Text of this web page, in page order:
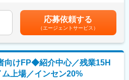
長を続けており、安定した顧客基盤があ
業月15時間程度に加え、住宅手当や資格
。長期的に成果を上げながら働きやすさ
る業務
客様へのライフプラン設計およびFP相談
計画に関する提案および各種手続き支援
構築および紹介案件獲得のための連携強
）■賞与：年2回（6、12月）※業績連動型
金額であり、選考を通じて上下する可能
)は固定手当を含めた表記です。
応募依頼する
（エージェントサービス）
向けFP◆紹介中心／残業15H
上場／インセン20%